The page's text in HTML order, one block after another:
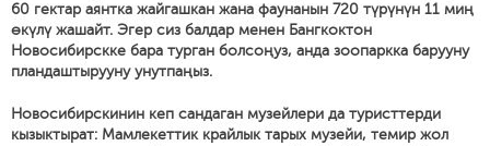
60 гектар аянтка жайгашкан жана фаунанын 720 түрүнүн 11 миң
өкүлү жашайт. Эгер сиз балдар менен Бангкоктон
Новосибирскке бара турган болсоңуз, анда зоопаркка барууну
пландаштырууну унутпаңыз.
Новосибирскинин кеп сандаган музейлери да туристтерди
кызыктырат: Мамлекеттик крайлык тарых музейи, темир жол